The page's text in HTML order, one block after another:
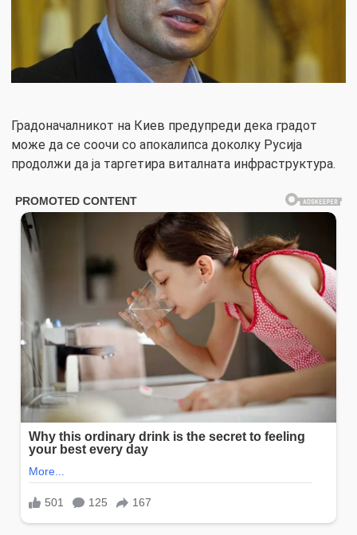
Градоначалникот на Киев предупреди дека градот
може да се соочи со апокалипса доколку Русија
продолжи да ја таргетира виталната инфраструктура.